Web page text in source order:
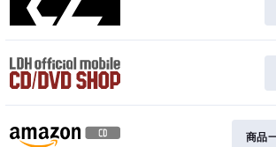
商品